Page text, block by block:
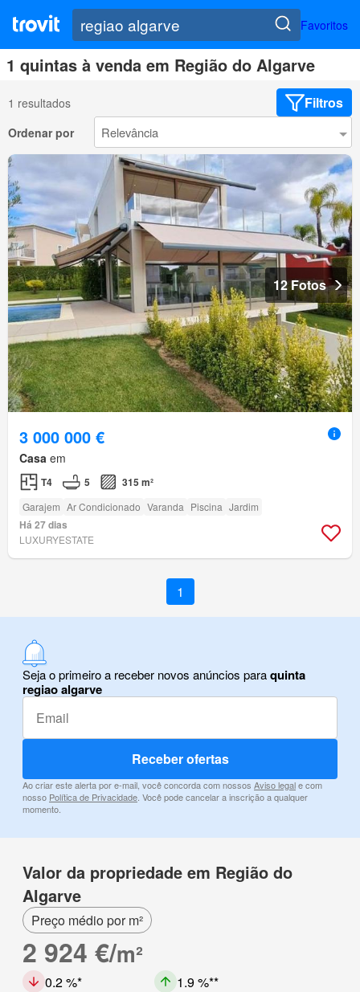
Favoritos
1 quintas à venda em Região do Algarve
1 resultados Filtros
Ordenar por
12 Fotos
3 000 000 €
Casa em
T4 5 315 m²
Garajem Ar Condicionado Varanda Piscina Jardim
Há 27 dias
LUXURYESTATE
1
Seja o primeiro a receber novos anúncios paraquinta
regiao algarve
Receber ofertas
Ao criar este alerta por e-mail, você concorda com nossos Aviso legale com
nosso Política de Privacidade. Você pode cancelar a inscrição a qualquer
momento.
Valor da propriedade em Região do
Algarve
Preço médio por m²
2 924 €/m²
0.2 % 1.9 %